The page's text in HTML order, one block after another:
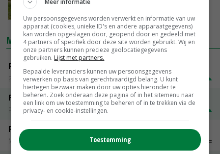
MARKTPRIJZEN
Fontane
PotatoNL
€ 22,50~
Fritesgeschikt NL Du Be
PotatoNL
Peen
Noteringen
Uw persoonsgegevens worden verwerkt en informatie van uw
apparaat (cookies, unieke ID's en andere apparaatgegevens)
kan worden opgeslagen door, geopend door en gedeeld met
4 partners of specifiek door deze site worden gebruikt. Wij en
onze partners kunnen precieze geolocatiegegevens
gebruiken. Lijst met partners.
Bepaalde leveranciers kunnen uw persoonsgegevens
verwerken op basis van gerechtvaardigd belang. U kunt
hiertegen bezwaar maken door uw opties hieronder te
beheren. Zoek onderaan deze pagina of in het sitemenu naar
een link om uw toestemming te beheren of in te trekken via de
privacy- en cookie-instellingen.
Toestemming